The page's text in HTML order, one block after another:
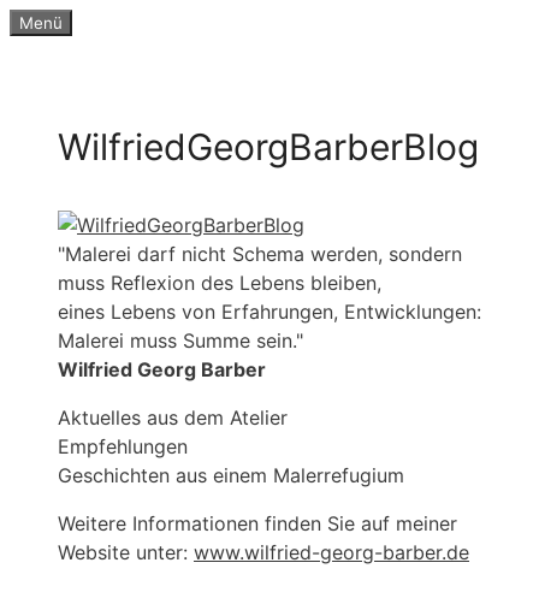
Zum
Menü
WilfriedGeorgBarberBlog
"Malerei darf nicht Schema werden, sondern
muss Reflexion des Lebens bleiben,
eines Lebens von Erfahrungen, Entwicklungen:
Malerei muss Summe sein."
Wilfried Georg Barber
Aktuelles aus dem Atelier
Empfehlungen
Geschichten aus einem Malerrefugium
Weitere Informationen finden Sie auf meiner
Website unter: www.wilfried-georg-barber.de